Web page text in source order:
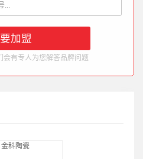
会有专人为您解答品牌问题